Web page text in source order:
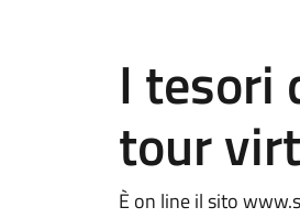
I tesori
tour
È on line il sito